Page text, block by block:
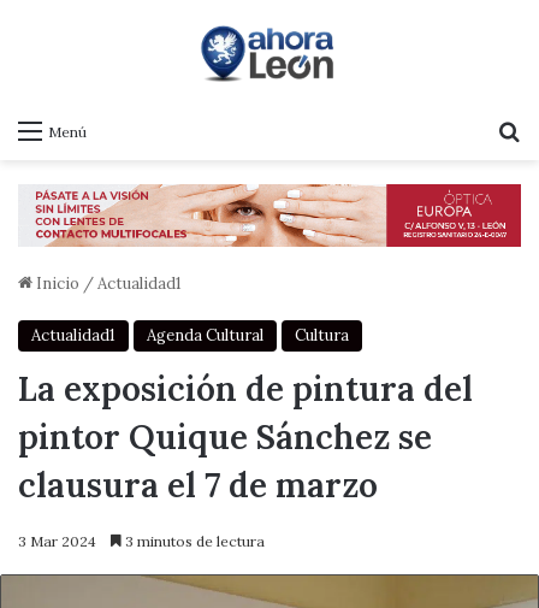
Menú
Inicio /Actualidad1
Actualidad1 Agenda Cultural Cultura
La exposición de pintura del
pintor Quique Sánchez se
clausura el 7 de marzo
3 Mar 2024 3 minutos de lectura